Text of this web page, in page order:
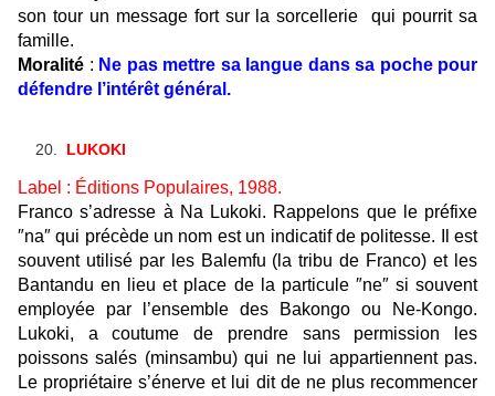
son tour un message fort sur la sorcellerie qui pourritsa
famille.
Moralité : Ne pas mettre sa langue dans sa poche pour
défendre l’intérêt général.
LUKOKI
Label : Éditions Populaires, 1988.
Franco s’adresse à Na Lukoki. Rappelons que le préfixe
″na″ qui précède un nom est un indicatif de politesse. Il est
souvent utilisé par les Balemfu (la tribu de Franco) et les
Bantandu en lieu et place de la particule ″ne″ sisouvent
employée par l’ensemble des Bakongo ou Ne-Kongo.
Lukoki, a coutume de prendre sans permission les
poissons salés (minsambu) qui ne lui appartiennent pas.
Le propriétaire s’énerve et lui dit de ne plus recommencer